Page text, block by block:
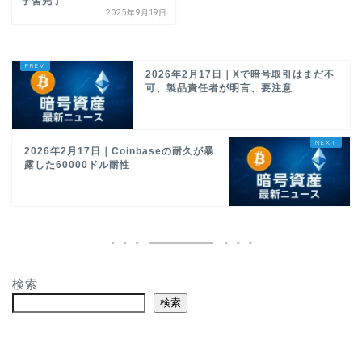
2025年9月19日
2026年2月17日｜Xで暗号取引はまだ不
可、製品責任者が明言、要注意
2026年2月17日｜Coinbaseの耐久が暴
露した60000ドル耐性
検索
検索